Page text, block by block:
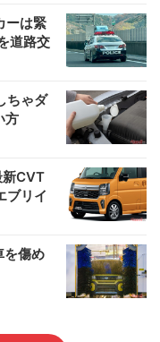
ーは緊
道路交
ちゃダ
方
CVT
ブリイ
傷め